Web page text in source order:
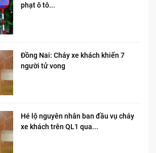
phạt ô tô...
Đồng Nai: Cháy xe khách khiến 7
người tử vong​
Hé lộ nguyên nhân ban đầu vụ cháy
xe khách trên QL1 qua...